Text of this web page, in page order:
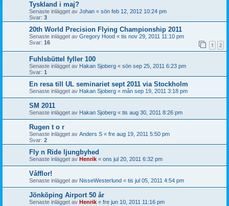
Tyskland i maj?
Senaste inlägget av Johan « sön feb 12, 2012 10:24 pm
Svar: 3
20th World Precision Flying Championship 2011
Senaste inlägget av Gregory Hood « tis nov 29, 2011 11:10 pm
Svar: 16 1 2
Fuhlsbüttel fyller 100
Senaste inlägget av Hakan Sjoberg « sön sep 25, 2011 6:23 pm
Svar: 1
En resa till UL seminariet sept 2011 via Stockholm
Senaste inlägget av Hakan Sjoberg « mån sep 19, 2011 3:18 pm
SM 2011
Senaste inlägget av Hakan Sjoberg « tis aug 30, 2011 8:26 pm
Rugen t o r
Senaste inlägget av Anders S « fre aug 19, 2011 5:50 pm
Svar: 2
Fly n Ride ljungbyhed
Senaste inlägget av Henrik « ons jul 20, 2011 6:32 pm
Våfflor!
Senaste inlägget av NisseWesterlund « tis jul 05, 2011 4:54 pm
Jönköping Airport 50 år
Senaste inlägget av Henrik « fre jun 10, 2011 11:16 pm